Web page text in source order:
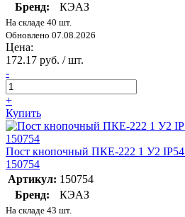
Бренд:
КЭАЗ
На складе 40 шт.
Обновлено 07.08.2026
Цена:
172.17 руб. / шт.
-
+
Купить
Пост кнопочный ПКЕ-222 1 У2
150754
Артикул: 150754
Бренд:
КЭАЗ
На складе 43 шт.